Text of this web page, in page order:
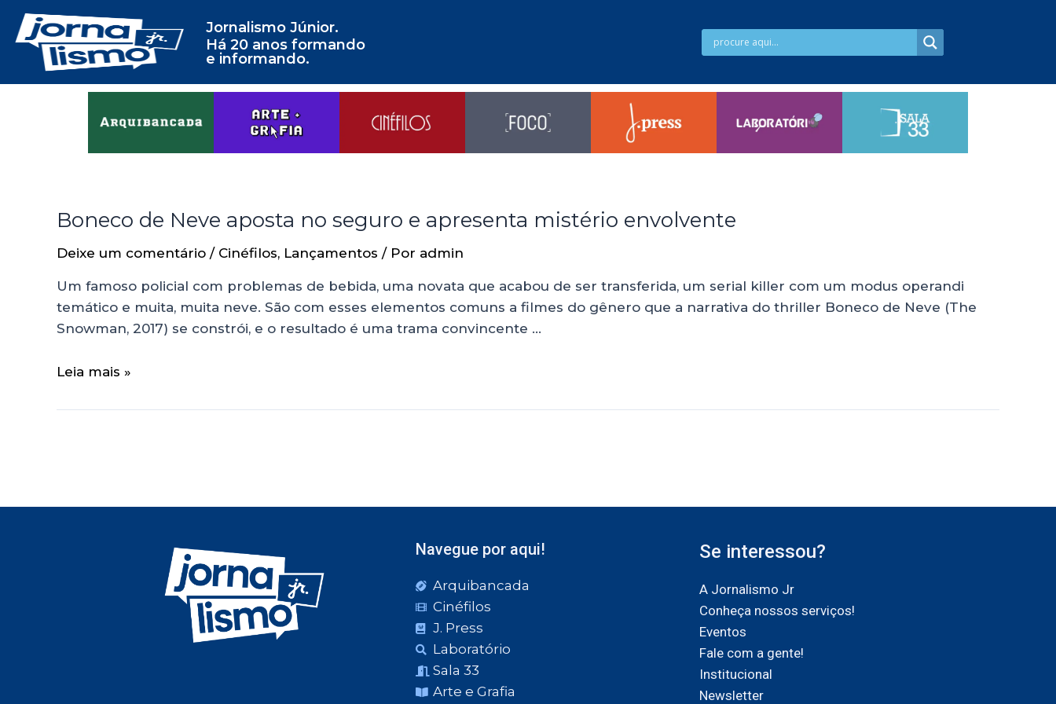
Jornalismo Júnior.
Há 20 anos formando
e informando.
Boneco de Neve aposta no seguro e apresenta mistério envolvente
Deixe um comentário / Cinéfilos, Lançamentos / Por admin
Um famoso policial com problemas de bebida, uma novata que acabou de ser transferida, um serial killer com um modus operandi
temático e muita, muita neve. São com esses elementos comuns a filmes do gênero que a narrativa do thriller Boneco de Neve (The
Snowman, 2017) se constrói, e o resultado é uma trama convincente …
Leia mais »
Navegue por aqui!
Arquibancada
Cinéfilos
J. Press
Laboratório
Sala 33
Arte e Grafia
Se interessou?
A Jornalismo Jr
Conheça nossos serviços!
Eventos
Fale com a gente!
Institucional
Newsletter